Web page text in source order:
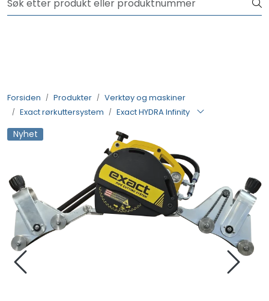
Skip to main contentNYHET! 150 nye varer
Forsiden Produkter
Verktøy og maskiner
Exact rørkuttersystem
Exact HYDRA Infinity
Nyhet
Rådgivning
Kontakt oss